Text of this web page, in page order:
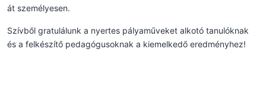
át személyesen.
Szívből gratulálunk a nyertes pályaműveket alkotó tanulóknak
és a felkészítő pedagógusoknak a kiemelkedő eredményhez!